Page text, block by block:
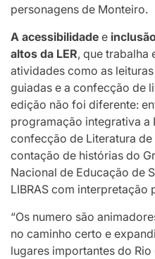
personagens de Monteiro.
A acessibilidade e
altos da LER, que trabalha
atividades como as
guiadas e a confecção de
edição não foi diferente:
programação integrativa a
confecção de Literatura
contação de histórias do
Nacional de Educação de
LIBRAS com interpretação
“Os numero são
no caminho certo e
lugares importantes do